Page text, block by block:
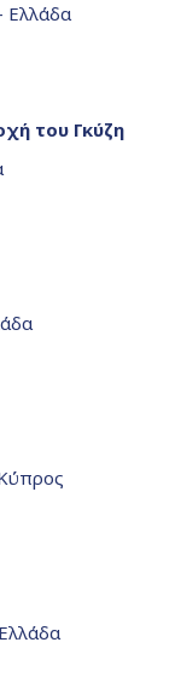
Ελλάδα
του Γκύζη